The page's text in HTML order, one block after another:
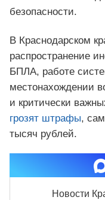
безопасности.
В Краснодарском
распространение
БПЛА, работе
местонахождении
и критически
грозят штрафы,
тысяч рублей.
Новости